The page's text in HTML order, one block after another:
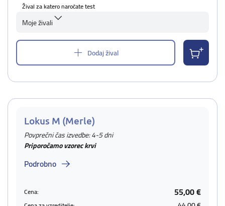
Žival za katero naročate test
Moje živali
Dodaj žival
Lokus M (Merle)
Povprečni čas izvedbe: 4-5 dni
Priporočamo vzorec krvi
Podrobno
Cena: 55,00 €